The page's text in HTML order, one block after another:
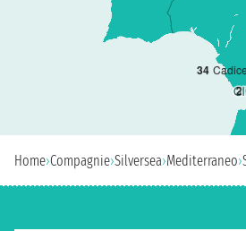
2
34 Cadice
Home›Compagnie›Silversea›Mediterraneo›